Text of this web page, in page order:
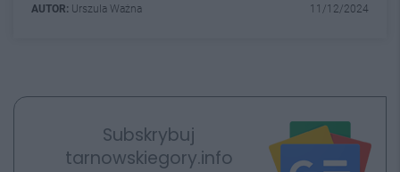
AUTOR: Urszula Ważna 11/12/2024
Subskrybuj
tarnowskiegory.info